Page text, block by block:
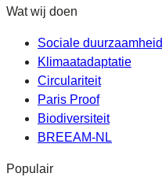
Wat wij doen
Sociale duurzaamheid
Klimaatadaptatie
Circulariteit
Paris Proof
Biodiversiteit
BREEAM-NL
Populair